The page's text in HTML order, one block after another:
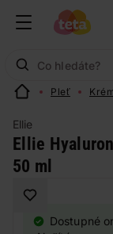
Pleť
Ellie
Ellie
50 ml
Dostupné